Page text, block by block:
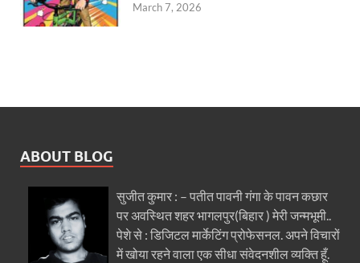
March 7, 2026
ABOUT BLOG
सुजीत कुमार : – पतीत पावनी गंगा के पावन कछार
पर अवस्थित शहर भागलपुर(बिहार ) मेरी जन्मभूमी..
पेशे से : डिजिटल मार्केटिंग प्रोफेसनल. अपने विचारों
में खोया रहने वाला एक सीधा संवेदनशील व्यक्ति हूँ.